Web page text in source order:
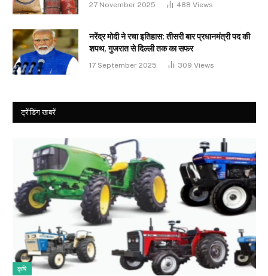
27 November 2025 488 Views
नरेंद्र मोदी ने रचा इतिहास: तीसरी बार प्रधानमंत्री पद की
शपथ, गुजरात से दिल्ली तक का सफर
17 September 2025 309 Views
ट्रेंडिंग खबरें
कृषि